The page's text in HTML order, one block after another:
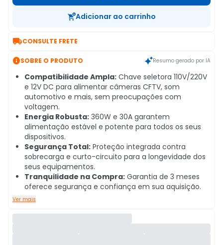
Adicionar ao carrinho
CONSULTE FRETE
SOBRE O PRODUTO Resumo gerado por IA
Compatibilidade Ampla: Chave seletora 110V/220V
e 12V DC para alimentar câmeras CFTV, som
automotivo e mais, sem preocupações com
voltagem.
Energia Robusta: 360W e 30A garantem
alimentação estável e potente para todos os seus
dispositivos.
Segurança Total: Proteção integrada contra
sobrecarga e curto-circuito para a longevidade dos
seus equipamentos.
Tranquilidade na Compra: Garantia de 3 meses
oferece segurança e confiança em sua aquisição.
Ver mais